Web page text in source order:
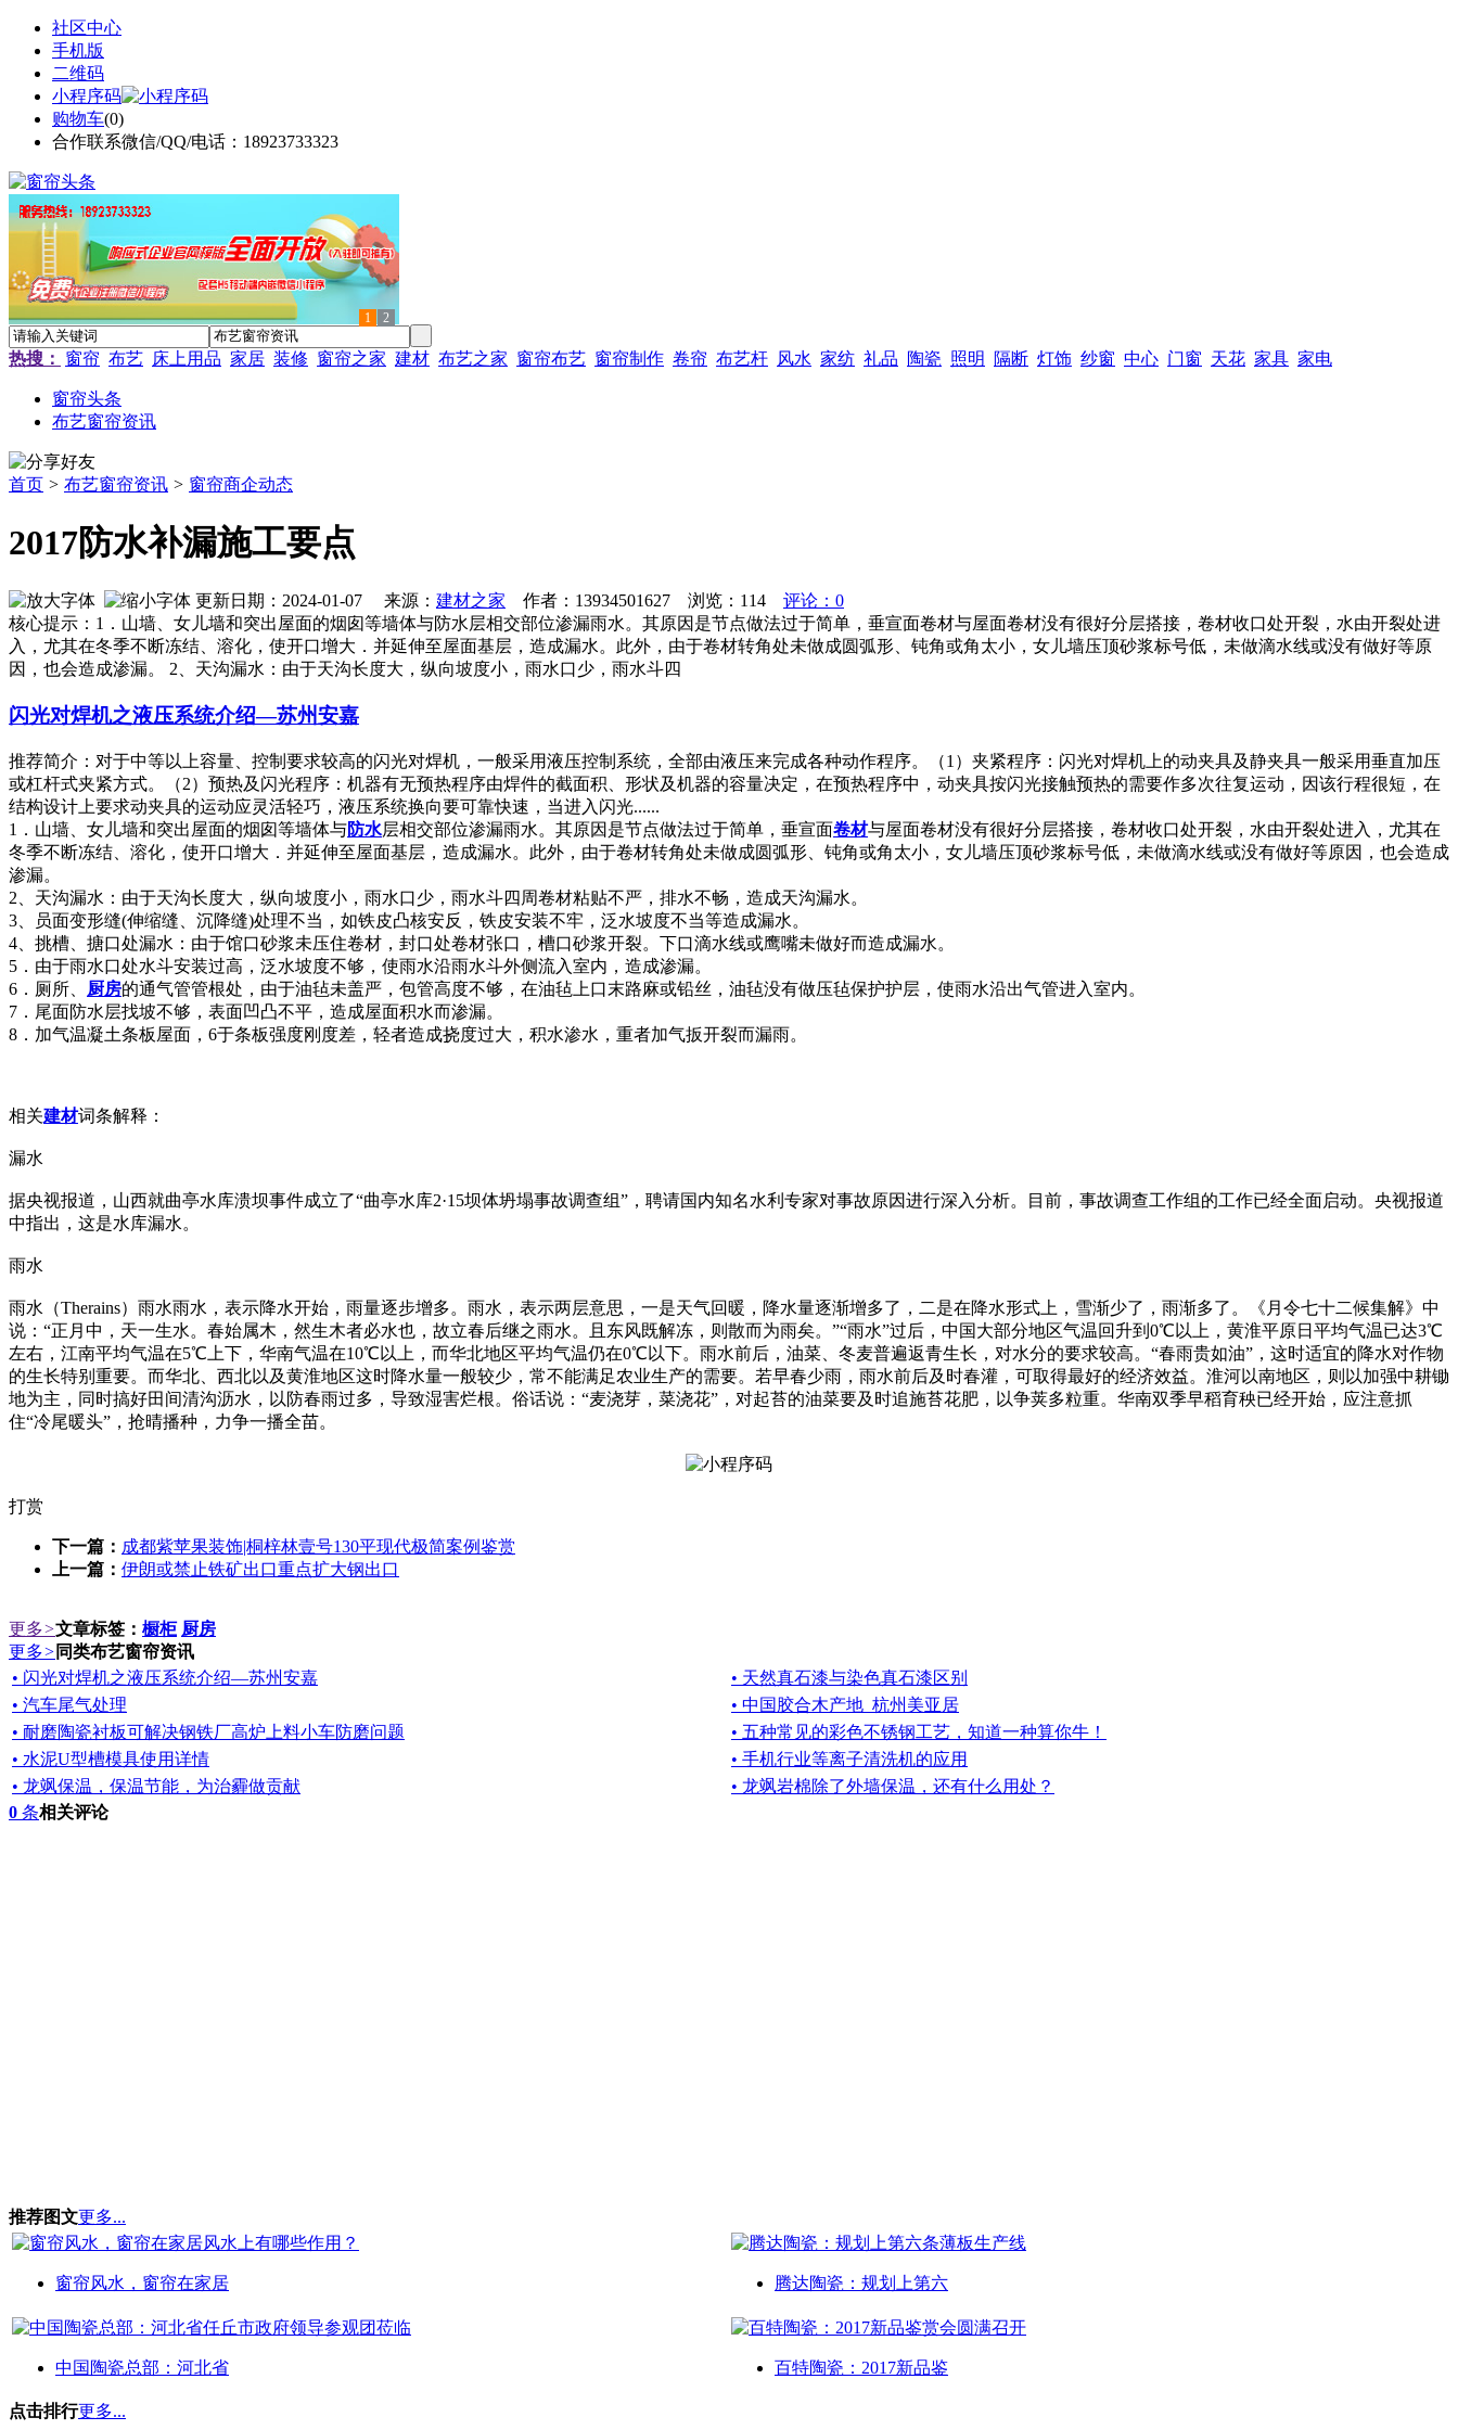
社区中心
手机版
二维码
小程序码
购物车(0)
合作联系微信/QQ/电话：18923733323
1 2
热搜： 窗帘 布艺 床上用品 家居 装修 窗帘之家 建材 布艺之家 窗帘布艺 窗帘制作 卷帘 布艺杆 风水 家纺 礼品 陶瓷 照明 隔断 灯饰 纱窗 中心 门窗 天花 家具 家电
窗帘头条
布艺窗帘资讯
首页 > 布艺窗帘资讯 > 窗帘商企动态
2017防水补漏施工要点
更新日期：2024-01-07 来源： 建材之家 作者：13934501627 浏览： 114
评论：0
核心提示：1．山墙、女儿墙和突出屋面的烟囱等墙体与防水层相交部位渗漏雨水。其原因是节点做法过于简单，垂宣面卷材与屋面卷材没有很好分层搭接，卷材收口处开裂，水由开裂处进
入，尤其在冬季不断冻结、溶化，使开口增大．并延伸至屋面基层，造成漏水。此外，由于卷材转角处未做成圆弧形、钝角或角太小，女儿墙压顶砂浆标号低，未做滴水线或没有做好等原
因，也会造成渗漏。 2、天沟漏水：由于天沟长度大，纵向坡度小，雨水口少，雨水斗四
闪光对焊机之液压系统介绍—苏州安嘉
推荐简介：对于中等以上容量、控制要求较高的闪光对焊机，一般采用液压控制系统，全部由液压来完成各种动作程序。（1）夹紧程序：闪光对焊机上的动夹具及静夹具一般采用垂直加压
或杠杆式夹紧方式。（2）预热及闪光程序：机器有无预热程序由焊件的截面积、形状及机器的容量决定，在预热程序中，动夹具按闪光接触预热的需要作多次往复运动，因该行程很短，在
结构设计上要求动夹具的运动应灵活轻巧，液压系统换向要可靠快速，当进入闪光......
1．山墙、女儿墙和突出屋面的烟囱等墙体与防水层相交部位渗漏雨水。其原因是节点做法过于简单，垂宣面卷材与屋面卷材没有很好分层搭接，卷材收口处开裂，水由开裂处进入，尤其在
冬季不断冻结、溶化，使开口增大．并延伸至屋面基层，造成漏水。此外，由于卷材转角处未做成圆弧形、钝角或角太小，女儿墙压顶砂浆标号低，未做滴水线或没有做好等原因，也会造成
渗漏。
2、天沟漏水：由于天沟长度大，纵向坡度小，雨水口少，雨水斗四周卷材粘贴不严，排水不畅，造成天沟漏水。
3、员面变形缝(伸缩缝、沉降缝)处理不当，如铁皮凸核安反，铁皮安装不牢，泛水坡度不当等造成漏水。
4、挑槽、搪口处漏水：由于馆口砂浆未压住卷材，封口处卷材张口，槽口砂浆开裂。下口滴水线或鹰嘴未做好而造成漏水。
5．由于雨水口处水斗安装过高，泛水坡度不够，使雨水沿雨水斗外侧流入室内，造成渗漏。
6．厕所、
厨房的通气管管根处，由于油毡未盖严，包管高度不够，在油毡上口末路麻或铅丝，油毡没有做压毡保护护层，使雨水沿出气管进入室内。
7．尾面防水层找坡不够，表面凹凸不平，造成屋面积水而渗漏。
8．加气温凝土条板屋面，6于条板强度刚度差，轻者造成挠度过大，积水渗水，重者加气扳开裂而漏雨。
相关建材词条解释：
漏水
据央视报道，山西就曲亭水库溃坝事件成立了“曲亭水库2·15坝体坍塌事故调查组”，聘请国内知名水利专家对事故原因进行深入分析。目前，事故调查工作组的工作已经全面启动。央视报道
中指出，这是水库漏水。
雨水
雨水（Therains）雨水雨水，表示降水开始，雨量逐步增多。雨水，表示两层意思，一是天气回暖，降水量逐渐增多了，二是在降水形式上，雪渐少了，雨渐多了。《月令七十二候集解》中
说：“正月中，天一生水。春始属木，然生木者必水也，故立春后继之雨水。且东风既解冻，则散而为雨矣。”“雨水”过后，中国大部分地区气温回升到0℃以上，黄淮平原日平均气温已达3℃
左右，江南平均气温在5℃上下，华南气温在10℃以上，而华北地区平均气温仍在0℃以下。雨水前后，油菜、冬麦普遍返青生长，对水分的要求较高。“春雨贵如油”，这时适宜的降水对作物
的生长特别重要。而华北、西北以及黄淮地区这时降水量一般较少，常不能满足农业生产的需要。若早春少雨，雨水前后及时春灌，可取得最好的经济效益。淮河以南地区，则以加强中耕锄
地为主，同时搞好田间清沟沥水，以防春雨过多，导致湿害烂根。俗话说：“麦浇芽，菜浇花”，对起苔的油菜要及时追施苔花肥，以争荚多粒重。华南双季早稻育秧已经开始，应注意抓
住“冷尾暖头”，抢晴播种，力争一播全苗。
打赏
下一篇： 成都紫苹果装饰|桐梓林壹号130平现代极简案例鉴赏
上一篇： 伊朗或禁止铁矿出口重点扩大钢出口
更多>文章标签： 橱柜 厨房
更多> 同类布艺窗帘资讯
• 闪光对焊机之液压系统介绍—苏州安嘉
• 天然真石漆与染色真石漆区别
• 汽车尾气处理
• 中国胶合木产地_杭州美亚居
• 耐磨陶瓷衬板可解决钢铁厂高炉上料小车防磨问题
• 五种常见的彩色不锈钢工艺，知道一种算你牛！
• 水泥U型槽模具使用详情
• 手机行业等离子清洗机的应用
• 龙飒保温，保温节能，为治霾做贡献
• 龙飒岩棉除了外墙保温，还有什么用处？
0 条相关评论
推荐图文更多...
窗帘风水，窗帘在家居 腾达陶瓷：规划上第六
中国陶瓷总部：河北省 百特陶瓷：2017新品鉴
点击排行更多...